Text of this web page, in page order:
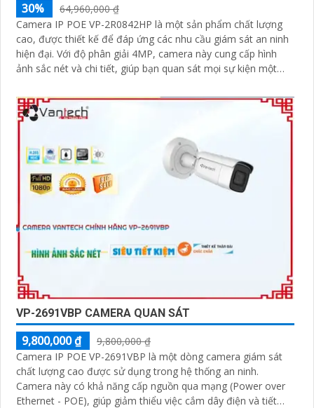
30%
64,960,000 ₫
Camera IP POE VP-2R0842HP là một sản phẩm chất lượng
cao, được thiết kế để đáp ứng các nhu cầu giám sát an ninh
hiện đại. Với độ phân giải 4MP, camera này cung cấp hình
ảnh sắc nét và chi tiết, giúp bạn quan sát mọi sự kiện một
VP-2691VBP CAMERA QUAN SÁT
9,800,000 ₫
9,800,000 ₫
Camera IP POE VP-2691VBP là một dòng camera giám sát
chất lượng cao được sử dụng trong hệ thống an ninh.
Camera này có khả năng cấp nguồn qua mạng (Power over
Ethernet - POE), giúp giảm thiểu việc cắm dây điện và tiết